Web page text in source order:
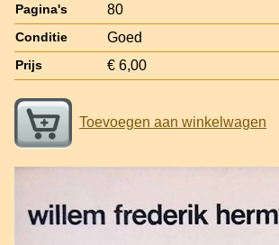
Pagina's 80
Conditie Goed
Prijs € 6,00
Toevoegen aan winkelwagen